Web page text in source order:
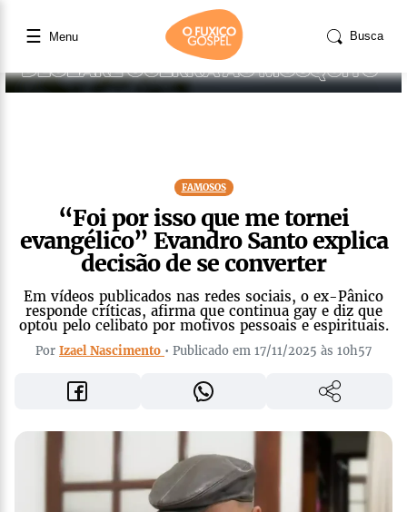
☰ Menu Busca
FAMOSOS
“Foi por isso que me tornei
evangélico” Evandro Santo explica
decisão de se converter
Em vídeos publicados nas redes sociais, o ex-Pânico
responde críticas, afirma que continua gay e diz que
optou pelo celibato por motivos pessoais e espirituais.
Por Izael Nascimento • Publicado em 17/11/2025 às 10h57